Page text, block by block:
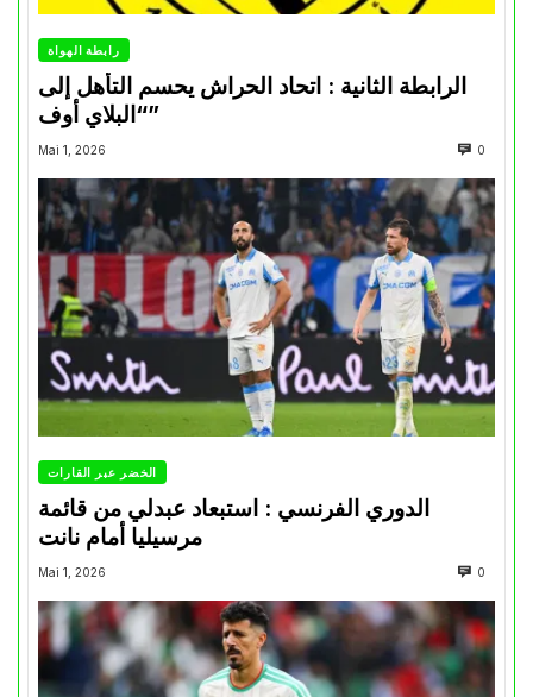
رابطة الهواة
الرابطة الثانية : اتحاد الحراش يحسم التأهل إلى
“البلاي أوف”
Mai 1, 2026 0
الخضر عبر القارات
الدوري الفرنسي : استبعاد عبدلي من قائمة
مرسيليا أمام نانت
Mai 1, 2026 0